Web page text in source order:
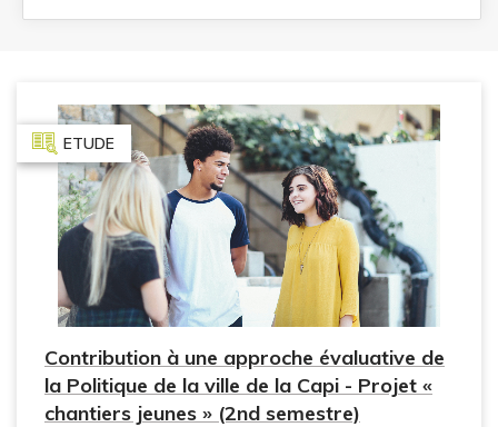
ETUDE
Contribution à une approche évaluative de
la Politique de la ville de la Capi - Projet «
chantiers jeunes » (2nd semestre)